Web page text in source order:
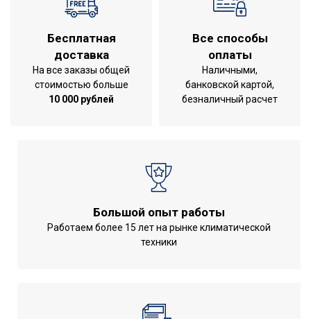
Бесплатная
доставка
На все заказы общей
стоимостью больше
10 000 рублей
Все способы
оплаты
Наличными,
банковской картой,
безналичный расчет
Большой опыт работы
Работаем более 15 лет на рынке климатической
техники